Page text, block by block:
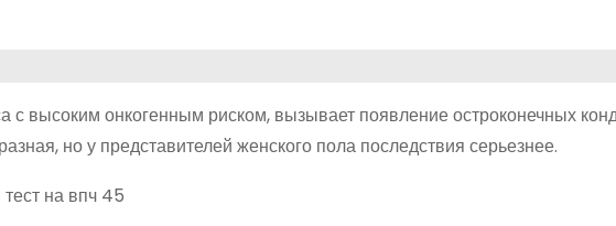
с высоким онкогенным риском, вызывает появление остроконечных
но у представителей женского пола последствия серьезнее.